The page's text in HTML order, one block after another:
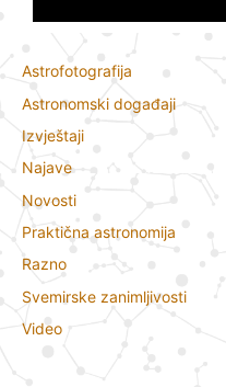
Astrofotografija
Astronomski događaji
Izvještaji
Najave
Novosti
Praktična astronomija
Razno
Svemirske zanimljivosti
Video